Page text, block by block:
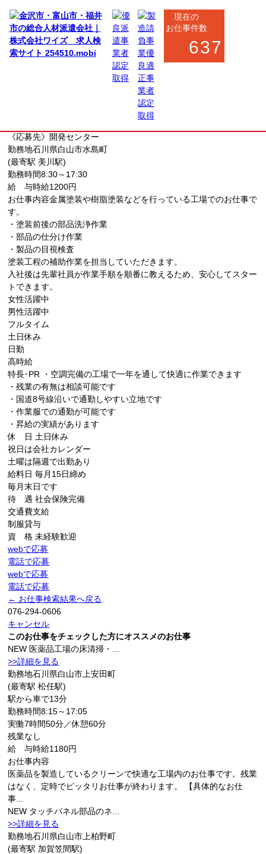
現在の
お仕事件数
637
《応募先》開発センター
勤務地石川県白山市水島町
(最寄駅 美川駅)
勤務時間8:30～17:30
給 与時給1200円
お仕事内容金属塗装や樹脂塗装などを行っている工場でのお仕事で
す。
・塗装前後の部品洗浄作業
・部品の仕分け作業
・製品の目視検査
塗装工程の補助作業を担当していただきます。
入社後は先輩社員が作業手順を順番に教えるため、安心してスター
トできます。
女性活躍中
男性活躍中
フルタイム
土日休み
日勤
高時給
特長･PR
・空調完備の工場で一年を通して快適に作業できます
・残業の有無は相談可能です
・国道8号線沿いで通勤しやすい立地です
・作業服での通勤が可能です
・昇給の実績があります
休 日 土日休み
祝日は会社カレンダー
土曜は隔週で出勤あり
給料日 毎月15日締め
毎月末日です
待 遇 社会保険完備
交通費支給
制服貸与
資 格 未経験歓迎
webで応募
電話で応募
webで応募
電話で応募
← お仕事検索結果へ戻る
076-294-0606
キャンセル
このお仕事をチェックした方にオススメのお仕事
NEW 医薬品工場の床清掃・...
>>詳細を見る
勤務地石川県白山市上安田町
(最寄駅 松任駅)
駅から車で13分
勤務時間8:15～17:05
実働7時間50分／休憩60分
残業なし
給 与時給1180円
お仕事内容
医薬品を製造しているクリーンで快適な工場内のお仕事です。残業
はなく、定時でピッタリお仕事が終わります。 【具体的なお仕
事...
NEW タッチパネル部品のネ...
>>詳細を見る
勤務地石川県白山市上柏野町
(最寄駅 加賀笠間駅)